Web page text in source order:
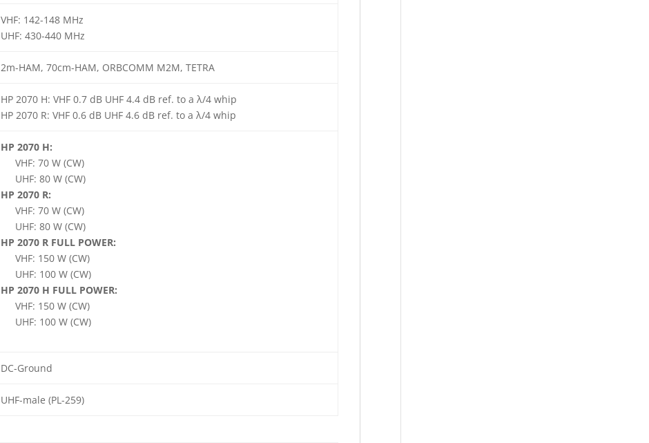
VHF: 142-148 MHz
UHF: 430-440 MHz
2m-HAM, 70cm-HAM, ORBCOMM M2M, TETRA
HP 2070 H: VHF 0.7 dB UHF 4.4 dB ref. to a λ/4 whip
HP 2070 R: VHF 0.6 dB UHF 4.6 dB ref. to a λ/4 whip
HP 2070 H:
VHF: 70 W (CW)
UHF: 80 W (CW)
HP 2070 R:
VHF: 70 W (CW)
UHF: 80 W (CW)
HP 2070 R FULL POWER:
VHF: 150 W (CW)
UHF: 100 W (CW)
HP 2070 H FULL POWER:
VHF: 150 W (CW)
UHF: 100 W (CW)
DC-Ground
UHF-male (PL-259)